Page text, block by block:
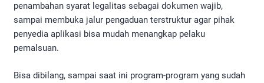
penambahan syarat legalitas sebagai dokumen wajib,
sampai membuka jalur pengaduan terstruktur agar pihak
penyedia aplikasi bisa mudah menangkap pelaku
pemalsuan.
Bisa dibilang, sampai saat ini program-program yang sudah